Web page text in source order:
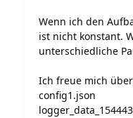
Wenn ich den
ist nicht konstant.
unterschiedliche
Ich freue mich
config1.json